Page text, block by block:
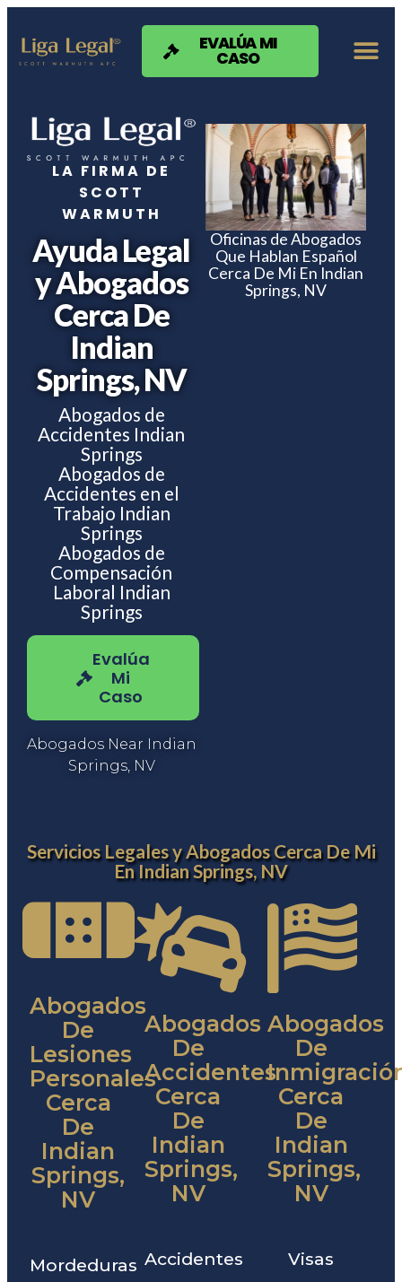
Nota:
sitio
web
accesibilidad.
EVALÚA MI
CASO
LA FIRMA DE
SCOTT
WARMUTH
Ayuda Legal
y Abogados
Cerca De
Indian
Springs, NV
Abogados de
Accidentes Indian
Springs
Abogados de
Accidentes en el
Trabajo Indian
Springs
Abogados de
Compensación
Laboral Indian
Springs
Evalúa
Mi
Caso
Abogados Near Indian
Springs, NV
Oficinas de Abogados
Que Hablan Español
Cerca De Mi En Indian
Springs, NV
Servicios Legales y Abogados Cerca De Mi
En Indian Springs, NV
Abogados
De
Lesiones
Personales
Cerca
De
Indian
Springs,
NV
Mordeduras
Abogados
De
Accidentes
Cerca
De
Indian
Springs,
NV
Accidentes
Abogados
De
Cerca
De
Indian
Springs,
NV
Visas